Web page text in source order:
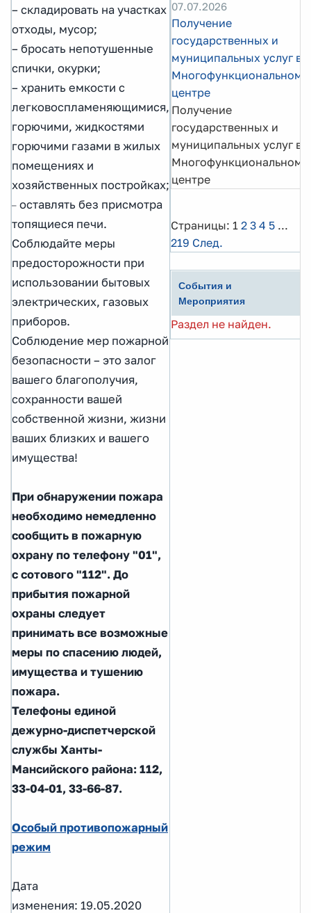
– складировать на участках
отходы, мусор;
– бросать непотушенные
спички, окурки;
– хранить емкости с
легковоспламеняющимися,
горючими, жидкостями
горючими газами в жилых
помещениях и
хозяйственных постройках;
– оставлять без присмотра
топящиеся печи.
Соблюдайте меры
предосторожности при
использовании бытовых
электрических, газовых
приборов.
Соблюдение мер пожарной
безопасности – это залог
вашего благополучия,
сохранности вашей
собственной жизни, жизни
ваших близких и вашего
имущества!
При обнаружении пожара
необходимо немедленно
сообщить в пожарную
охрану по телефону "01",
с сотового "112". До
прибытия пожарной
охраны следует
принимать все возможные
меры по спасению людей,
имущества и тушению
пожара.
Телефоны единой
дежурно-диспетчерской
службы Ханты-
Мансийского района: 112,
33-04-01, 33-66-87.
Особый противопожарный
режим
Дата
изменения: 19.05.2020
07.07.2026
Получение
государственных и
муниципальных услуг в
Многофункциональном
центре
Получение
государственных и
муниципальных услуг в
Многофункциональном
центре
Страницы: 1 2 3 4 5 ...
219 След.
События и
Мероприятия
Раздел не найден.